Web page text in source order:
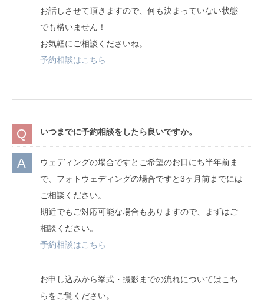
お話しさせて頂きますので、何も決まっていない状態
でも構いません！
お気軽にご相談くださいね。
予約相談はこちら
いつまでに予約相談をしたら良いですか。
ウェディングの場合ですとご希望のお日にち半年前ま
で、フォトウェディングの場合ですと3ヶ月前までには
ご相談ください。
期近でもご対応可能な場合もありますので、まずはご
相談ください。
予約相談はこちら
お申し込みから挙式・撮影までの流れについてはこち
らをご覧ください。